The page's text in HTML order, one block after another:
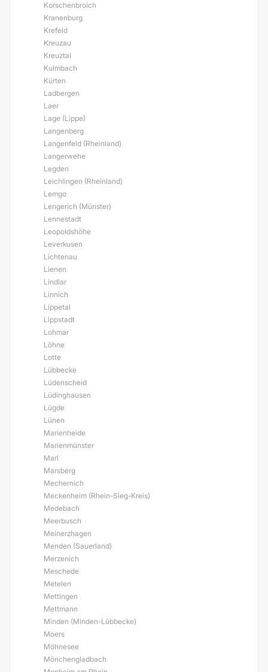
Korschenbroich
Kranenburg
Krefeld
Kreuzau
Kreuztal
Kulmbach
Kürten
Ladbergen
Laer
Lage (Lippe)
Langenberg
Langenfeld (Rheinland)
Langerwehe
Legden
Leichlingen (Rheinland)
Lemgo
Lengerich (Münster)
Lennestadt
Leopoldshöhe
Leverkusen
Lichtenau
Lienen
Lindlar
Linnich
Lippetal
Lippstadt
Lohmar
Löhne
Lotte
Lübbecke
Lüdenscheid
Lüdinghausen
Lügde
Lünen
Marienheide
Marienmünster
Marl
Marsberg
Mechernich
Meckenheim (Rhein-Sieg-Kreis)
Medebach
Meerbusch
Meinerzhagen
Menden (Sauerland)
Merzenich
Meschede
Metelen
Mettingen
Mettmann
Minden (Minden-Lübbecke)
Moers
Möhnesee
Mönchengladbach